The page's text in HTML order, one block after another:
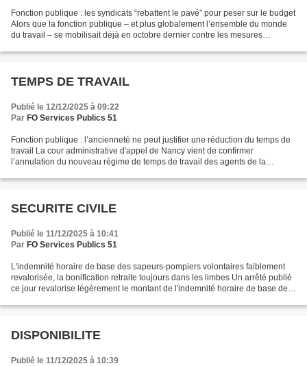
Fonction publique : les syndicats “rebattent le pavé” pour peser sur le budget
Alors que la fonction publique – et plus globalement l’ensemble du monde
du travail – se mobilisait déjà en octobre dernier contre les mesures
TEMPS DE TRAVAIL
Publié le 12/12/2025 à 09:22
Par FO Services Publics 51
Fonction publique : l’ancienneté ne peut justifier une réduction du temps de
travail La cour administrative d'appel de Nancy vient de confirmer
l’annulation du nouveau régime de temps de travail des agents de la
SECURITE CIVILE
Publié le 11/12/2025 à 10:41
Par FO Services Publics 51
L'indemnité horaire de base des sapeurs-pompiers volontaires faiblement
revalorisée, la bonification retraite toujours dans les limbes Un arrêté publié
ce jour revalorise légèrement le montant de l'indemnité horaire de base des
DISPONIBILITE
Publié le 11/12/2025 à 10:39